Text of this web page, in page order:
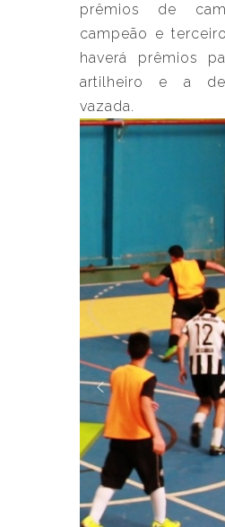
prêmios de
campeão e
haverá prêmios
artilheiro e a
vazada.